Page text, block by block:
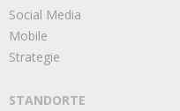
Social Media
Mobile
Strategie
STANDORTE